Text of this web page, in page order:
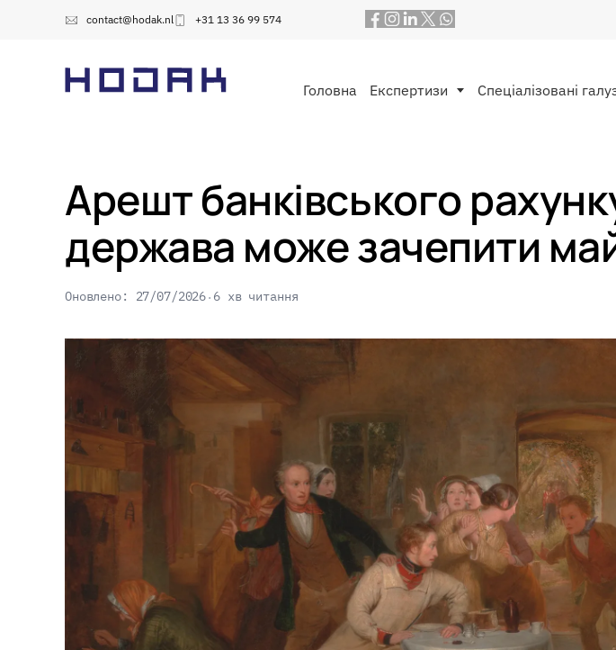
contact@hodak.nl +31 13 36 99 574
Головна Експертизи Спеціалізовані
Арешт банківського
держава може зачепити
Оновлено: 27/07/2026 6 хв читання